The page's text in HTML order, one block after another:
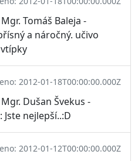
Tomáš Baleja -
a náročný. učivo
2012-01-18T00:00:00.000Z
Dušan Švekus -
nejlepší..:D
2012-01-12T00:00:00.000Z